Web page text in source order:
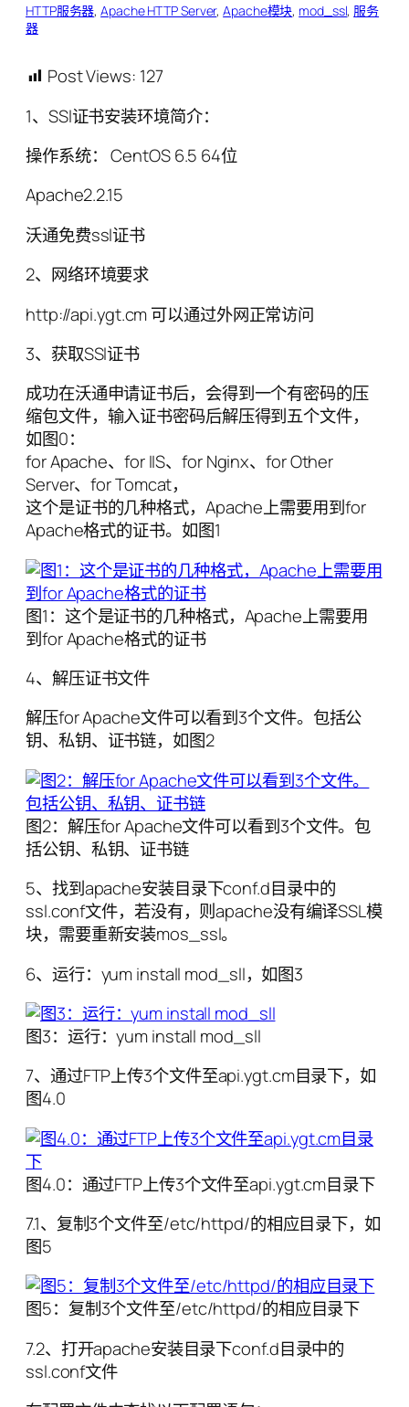
HTTP服务器, Apache HTTP Server, Apache模块, mod_ssl, 服务
器
Post Views: 127
1、SSl证书安装环境简介：
操作系统： CentOS 6.5 64位
Apache2.2.15
沃通免费ssl证书
2、网络环境要求
http://api.ygt.cm 可以通过外网正常访问
3、获取SSl证书
成功在沃通申请证书后，会得到一个有密码的压
缩包文件，输入证书密码后解压得到五个文件，
如图0：
for Apache、for IIS、for Nginx、for Other
Server、for Tomcat，
这个是证书的几种格式，Apache上需要用到for
Apache格式的证书。如图1
图1：这个是证书的几种格式，Apache上需要用
到for Apache格式的证书
4、解压证书文件
解压for Apache文件可以看到3个文件。包括公
钥、私钥、证书链，如图2
图2：解压for Apache文件可以看到3个文件。包
括公钥、私钥、证书链
5、找到apache安装目录下conf.d目录中的
ssl.conf文件，若没有，则apache没有编译SSL模
块，需要重新安装mos_ssl。
6、运行：yum install mod_sll，如图3
图3：运行：yum install mod_sll
7、通过FTP上传3个文件至api.ygt.cm目录下，如
图4.0
图4.0：通过FTP上传3个文件至api.ygt.cm目录下
7.1、复制3个文件至/etc/httpd/的相应目录下，如
图5
图5：复制3个文件至/etc/httpd/的相应目录下
7.2、打开apache安装目录下conf.d目录中的
ssl.conf文件